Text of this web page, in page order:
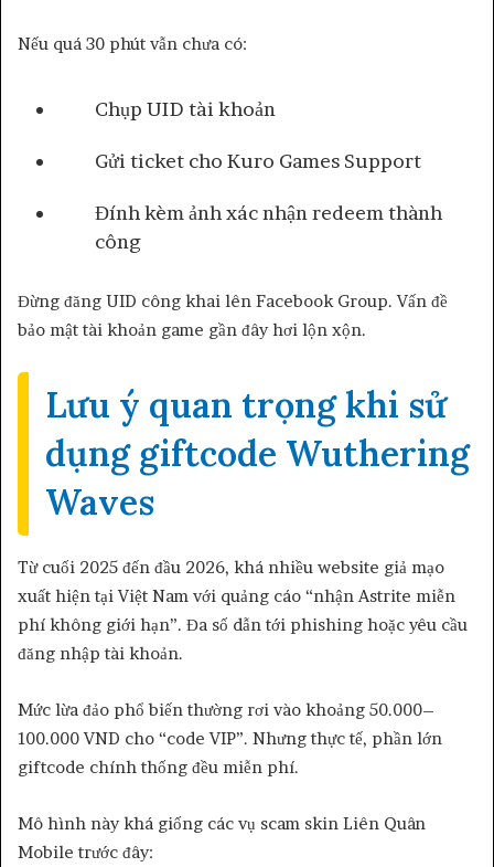
Nếu quá 30 phút vẫn chưa có:
Chụp UID tài khoản
Gửi ticket cho Kuro Games Support
Đính kèm ảnh xác nhận redeem thành
công
Đừng đăng UID công khai lên Facebook Group. Vấn đề
bảo mật tài khoản game gần đây hơi lộn xộn.
Lưu ý quan trọng khi sử
dụng giftcode Wuthering
Waves
Từ cuối 2025 đến đầu 2026, khá nhiều website giả mạo
xuất hiện tại Việt Nam với quảng cáo “nhận Astrite miễn
phí không giới hạn”. Đa số dẫn tới phishing hoặc yêu cầu
đăng nhập tài khoản.
Mức lừa đảo phổ biến thường rơi vào khoảng 50.000–
100.000 VND cho “code VIP”. Nhưng thực tế, phần lớn
giftcode chính thống đều miễn phí.
Mô hình này khá giống các vụ scam skin Liên Quân
Mobile trước đây: